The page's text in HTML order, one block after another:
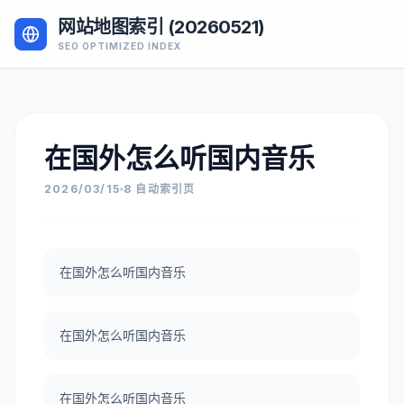
网站地图索引 (20260521)
SEO OPTIMIZED INDEX
在国外怎么听国内音乐
2026/03/15 8 自动索引页
在国外怎么听国内音乐
在国外怎么听国内音乐
在国外怎么听国内音乐